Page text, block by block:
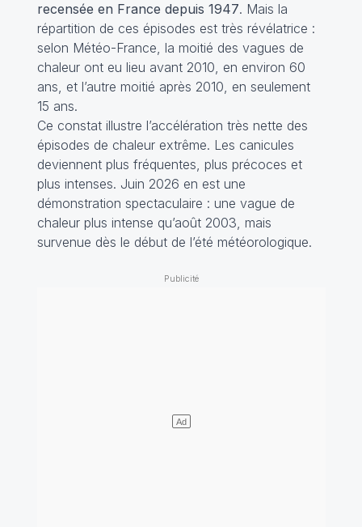
recensée en France depuis 1947. Mais la
répartition de ces épisodes est très révélatrice :
selon Météo-France, la moitié des vagues de
chaleur ont eu lieu avant 2010, en environ 60
ans, et l’autre moitié après 2010, en seulement
15 ans.
Ce constat illustre l’accélération très nette des
épisodes de chaleur extrême. Les canicules
deviennent plus fréquentes, plus précoces et
plus intenses. Juin 2026 en est une
démonstration spectaculaire : une vague de
chaleur plus intense qu’août 2003, mais
survenue dès le début de l’été météorologique.